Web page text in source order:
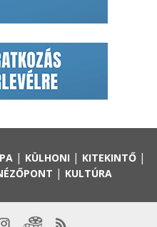
| KÜLHONI | KITEKINTŐ|
| KULTÚRA